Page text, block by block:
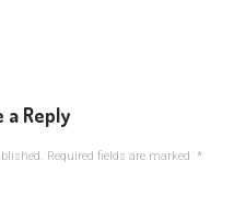
a Reply
Required fields are marked *